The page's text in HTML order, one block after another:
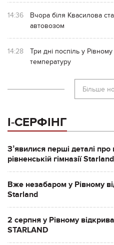
14:36
Вчора біля Квасилова
автовозом
14:28
Три дні поспіль у
температуру
Більше
І-СЕРФІНГ
Зʼявилися перші деталі про
рівненській гімназії Starland
Вже незабаром у Рівному
Starland
2 серпня у Рівному
STARLAND